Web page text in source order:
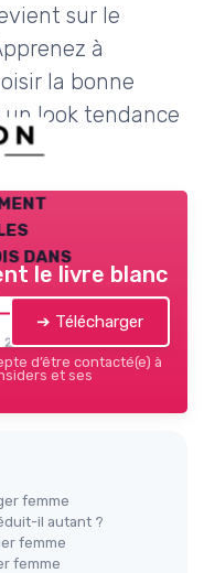
sur le
à
la bonne
look tendance
dans
2026
le livre blanc
➔ Télécharger
d’être contacté(e) à
et ses
femme
il autant ?
femme
femme